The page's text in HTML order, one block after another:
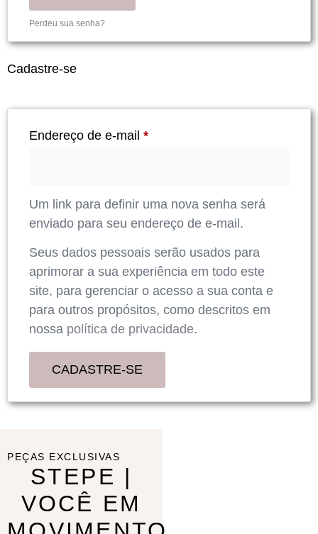
Perdeu sua senha?
Cadastre-se
Endereço de e-mail *
Um link para definir uma nova senha será
enviado para seu endereço de e-mail.
Seus dados pessoais serão usados para
aprimorar a sua experiência em todo este
site, para gerenciar o acesso a sua conta e
para outros propósitos, como descritos em
nossa política de privacidade.
CADASTRE-SE
PEÇAS EXCLUSIVAS
STEPE |
VOCÊ EM